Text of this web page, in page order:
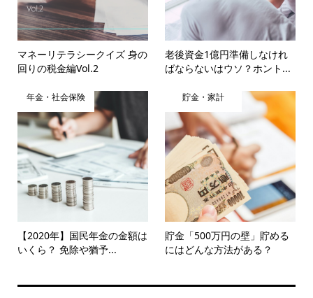
マネーリテラシークイズ 身の
回りの税金編Vol.2
老後資金1億円準備しなけれ
ばならないはウソ？ホント...
年金・社会保険
【2020年】国民年金の金額は
いくら？ 免除や猶予...
貯金・家計
貯金「500万円の壁」貯める
にはどんな方法がある？